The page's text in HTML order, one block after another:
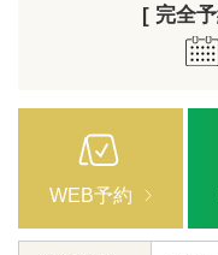
[ 完全
WEB予約